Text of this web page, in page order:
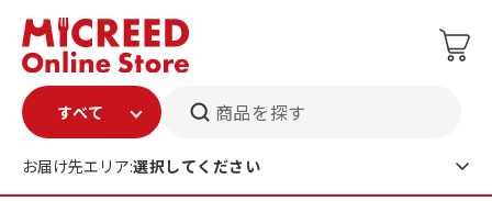
商品を探す
お届け先エリア:選択してください